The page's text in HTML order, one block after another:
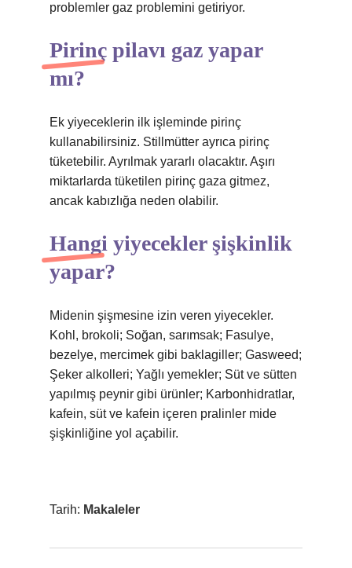
problemler gaz problemini getiriyor.
Pirinç pilavı gaz yapar
mı?
Ek yiyeceklerin ilk işleminde pirinç
kullanabilirsiniz. Stillmütter ayrıca pirinç
tüketebilir. Ayrılmak yararlı olacaktır. Aşırı
miktarlarda tüketilen pirinç gaza gitmez,
ancak kabızlığa neden olabilir.
Hangi yiyecekler şişkinlik
yapar?
Midenin şişmesine izin veren yiyecekler.
Kohl, brokoli; Soğan, sarımsak; Fasulye,
bezelye, mercimek gibi baklagiller; Gasweed;
Şeker alkolleri; Yağlı yemekler; Süt ve sütten
yapılmış peynir gibi ürünler; Karbonhidratlar,
kafein, süt ve kafein içeren pralinler mide
şişkinliğine yol açabilir.
Tarih: Makaleler